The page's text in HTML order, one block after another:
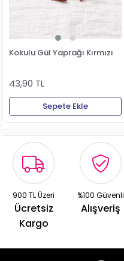
Kokulu Gül Yaprağı Kırmızı
43,90 TL
Sepete Ekle
900 TL Üzeri
Ücretsiz
Kargo
%100 Güvenli
Alışveriş